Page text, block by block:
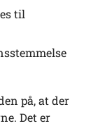
til
på, at der
Det er